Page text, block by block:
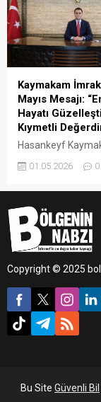
Kaymakam
Mayıs Mesajı:
Hayatı
Kıymetli
Hasankeyf
Emek ve
üretimin toplumun
gücü olduğunu
01.05.2026 0
Copyright © 2025
Bu Site Güvenli Bil